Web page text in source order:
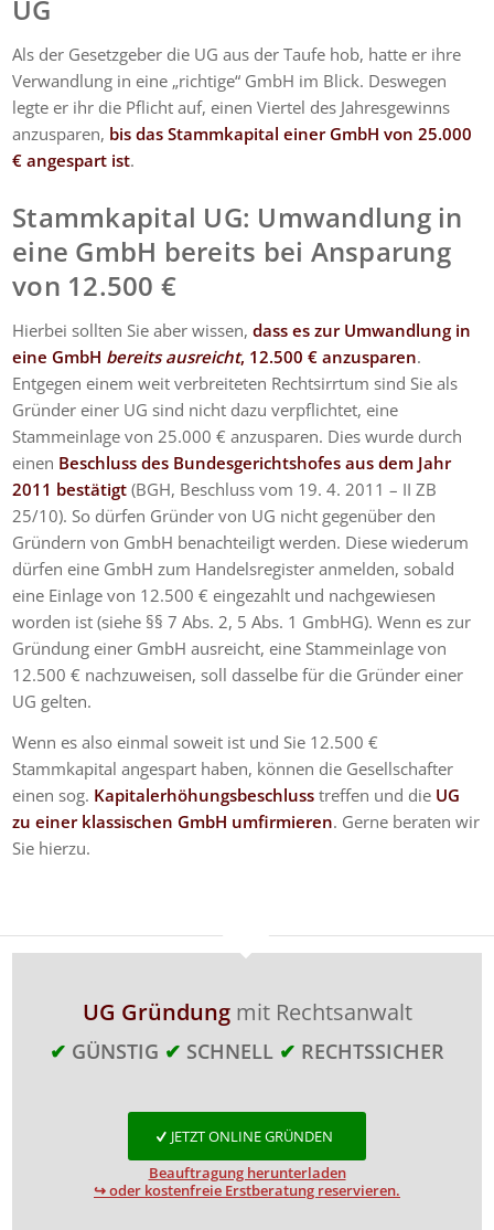
UG
Als der Gesetzgeber die UG aus der Taufe hob, hatte er ihre
Verwandlung in eine „richtige“ GmbH im Blick. Deswegen
legte er ihr die Pflicht auf, einen Viertel des Jahresgewinns
anzusparen, bis das Stammkapital einer GmbH von 25.000
€ angespart ist.
Stammkapital UG: Umwandlung in
eine GmbH bereits bei Ansparung
von 12.500 €
Hierbei sollten Sie aber wissen,dass es zur Umwandlung in
eine GmbH bereits ausreicht, 12.500 € anzusparen.
Entgegen einem weit verbreiteten Rechtsirrtum sind Sie als
Gründer einer UG sind nicht dazu verpflichtet, eine
Stammeinlage von 25.000 € anzusparen. Dies wurde durch
einen Beschluss des Bundesgerichtshofes aus dem Jahr
2011 bestätigt (BGH, Beschluss vom 19. 4. 2011 – II ZB
25/10). So dürfen Gründer von UG nicht gegenüber den
Gründern von GmbH benachteiligt werden. Diese wiederum
dürfen eine GmbH zum Handelsregister anmelden, sobald
eine Einlage von 12.500 € eingezahlt und nachgewiesen
worden ist (siehe §§ 7 Abs. 2, 5 Abs. 1 GmbHG). Wenn es zur
Gründung einer GmbH ausreicht, eine Stammeinlage von
12.500 € nachzuweisen, soll dasselbe für die Gründer einer
UG gelten.
Wenn es also einmal soweit ist und Sie 12.500 €
Stammkapital angespart haben, können die Gesellschafter
einen sog. Kapitalerhöhungsbeschluss treffen und die UG
zu einer klassischen GmbH umfirmieren. Gerne beraten wir
Sie hierzu.
UG Gründungmit Rechtsanwalt
✔ GÜNSTIG ✔ SCHNELL ✔ RECHTSSICHER
JETZT ONLINE GRÜNDEN
Beauftragung herunterladen
↪ oder kostenfreie Erstberatung reservieren.